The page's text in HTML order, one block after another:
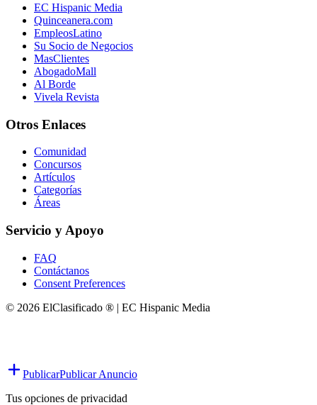
EC Hispanic Media
Quinceanera.com
EmpleosLatino
Su Socio de Negocios
MasClientes
AbogadoMall
Al Borde
Vivela Revista
Otros Enlaces
Comunidad
Concursos
Artículos
Categorías
Áreas
Servicio y Apoyo
FAQ
Contáctanos
Consent Preferences
© 2026 ElClasificado ® | EC Hispanic Media
PublicarPublicar Anuncio
Tus opciones de privacidad